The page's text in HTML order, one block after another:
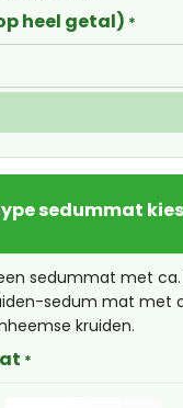
heel getal) *
sedummat
sedummat met ca.
sedum mat met
kruiden.
*